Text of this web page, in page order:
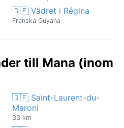
🇬🇫 Vädret i Régina
Franska Guyana
till Mana (inom
🇬🇫 Saint-Laurent-du-
Maroni
33 km